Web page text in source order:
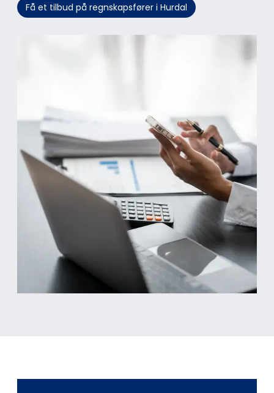
Få et tilbud på regnskapsfører i Hurdal